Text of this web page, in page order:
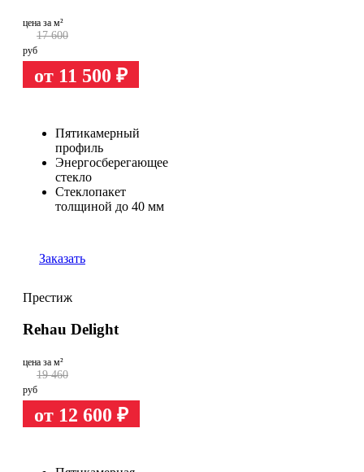
цена за м²
17 600
руб
от 11 500 ₽
Пятикамерный
профиль
Энергосберегающее
стекло
Стеклопакет
толщиной до 40 мм
Престиж
Rehau Delight
цена за м²
19 460
руб
от 12 600 ₽
Заказать